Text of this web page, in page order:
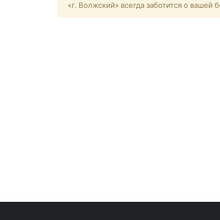
«г. Волжский» всегда заботится о вашей